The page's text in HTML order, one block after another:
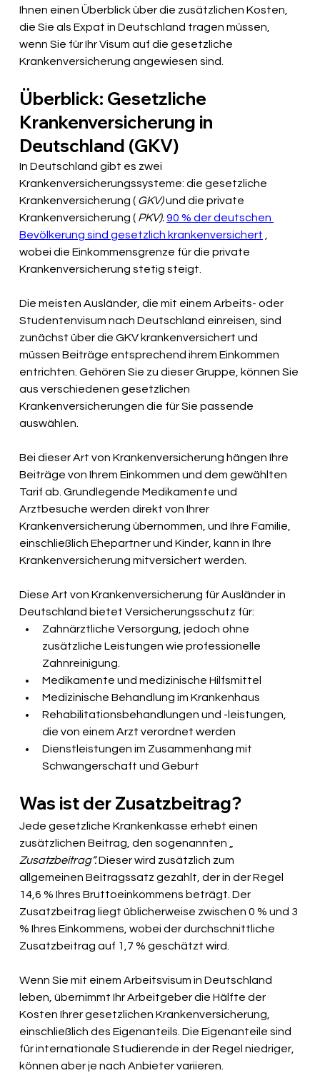
Ihnen einen Überblick über die zusätzlichen Kosten,
die Sie als Expat in Deutschland tragen müssen,
wenn Sie für Ihr Visum auf die gesetzliche
Krankenversicherung angewiesen sind.
Überblick: Gesetzliche
Krankenversicherung in
Deutschland (GKV)
In Deutschland gibt es zwei
Krankenversicherungssysteme: die gesetzliche
Krankenversicherung ( GKV)und die private
Krankenversicherung ( PKV).90 % der deutschen
Bevölkerung sind gesetzlich krankenversichert
wobei die Einkommensgrenze für die private
Krankenversicherung stetig steigt.
Die meisten Ausländer, die mit einem Arbeits- oder
Studentenvisum nach Deutschland einreisen, sind
zunächst über die GKV krankenversichert und
müssen Beiträge entsprechend ihrem Einkommen
entrichten. Gehören Sie zu dieser Gruppe, können Sie
aus verschiedenen gesetzlichen
Krankenversicherungen die für Sie passende
auswählen.
Bei dieser Art von Krankenversicherung hängen Ihre
Beiträge von Ihrem Einkommen und dem gewählten
Tarif ab. Grundlegende Medikamente und
Arztbesuche werden direkt von Ihrer
Krankenversicherung übernommen, und Ihre Familie,
einschließlich Ehepartner und Kinder, kann in Ihre
Krankenversicherung mitversichert werden.
Diese Art von Krankenversicherung für Ausländer in
Deutschland bietet Versicherungsschutz für:
Zahnärztliche Versorgung, jedoch ohne
zusätzliche Leistungen wie professionelle
Zahnreinigung.
Medikamente und medizinische Hilfsmittel
Medizinische Behandlung im Krankenhaus
Rehabilitationsbehandlungen und -leistungen,
die von einem Arzt verordnet werden
Dienstleistungen im Zusammenhang mit
Schwangerschaft und Geburt
Was ist der Zusatzbeitrag?
Jede gesetzliche Krankenkasse erhebt einen
zusätzlichen Beitrag, den sogenannten „
Zusatzbeitrag“.Dieser wird zusätzlich zum
allgemeinen Beitragssatz gezahlt, der in der Regel
14,6 % Ihres Bruttoeinkommens beträgt. Der
Zusatzbeitrag liegt üblicherweise zwischen 0 % und 3
% Ihres Einkommens, wobei der durchschnittliche
Zusatzbeitrag auf 1,7 % geschätzt wird.
Wenn Sie mit einem Arbeitsvisum in Deutschland
leben, übernimmt Ihr Arbeitgeber die Hälfte der
Kosten Ihrer gesetzlichen Krankenversicherung,
einschließlich des Eigenanteils. Die Eigenanteile sind
für internationale Studierende in der Regel niedriger,
können aber je nach Anbieter variieren.